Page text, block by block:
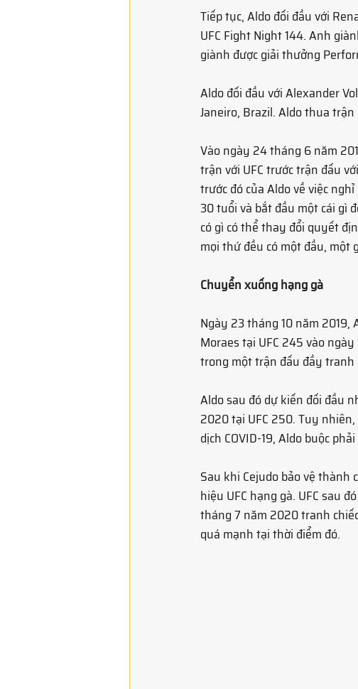
Tiếp tục, Aldo đối đầu với
UFC Fight Night 144. Anh
giành được giải thưởng
Aldo đối đầu với Alexander
Janeiro, Brazil. Aldo thua
Vào ngày 24 tháng 6 năm
trận với UFC trước trận đấu
trước đó của Aldo về việc
30 tuổi và bắt đầu một cái gì
có gì có thể thay đổi quyết
mọi thứ đều có một đầu,
Chuyển xuống hạng gà
Ngày 23 tháng 10 năm
Moraes tại UFC 245 vào
trong một trận đấu đầy tranh
Aldo sau đó dự kiến ​đối đầu
2020 tại UFC 250. Tuy
dịch COVID-19, Aldo buộc
Sau khi Cejudo bảo vệ thành
hiệu UFC hạng gà. UFC sau
tháng 7 năm 2020 tranh
quá mạnh tại thời điểm đó.